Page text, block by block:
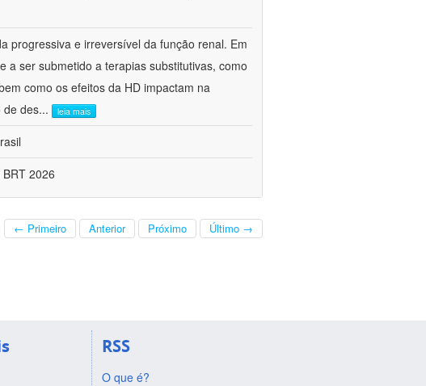
progressiva e irreversível da função renal. Em
a ser submetido a terapias substitutivas, como
como os efeitos da HD impactam na
de des... leia mais
2026
← Primeiro Anterior Próximo Último →
RSS
O que é?